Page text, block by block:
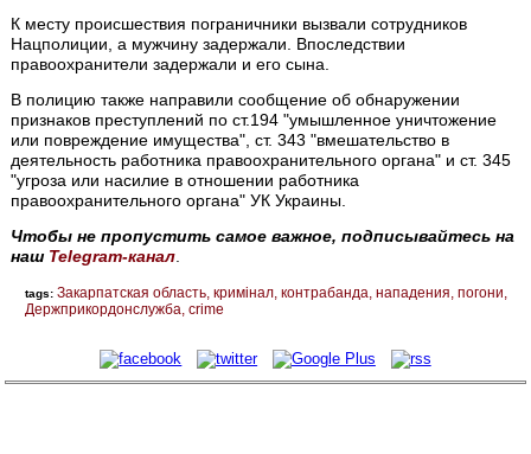
К месту происшествия пограничники вызвали сотрудников
Нацполиции, а мужчину задержали. Впоследствии
правоохранители задержали и его сына.
В полицию также направили сообщение об обнаружении
признаков преступлений по ст.194 "умышленное уничтожение
или повреждение имущества", ст. 343 "вмешательство в
деятельность работника правоохранительного органа" и ст. 345
"угроза или насилие в отношении работника
правоохранительного органа" УК Украины.
Чтобы не пропустить самое важное, подписывайтесь на
наш Telegram-канал
tags:Закарпатская область кримінал контрабанда нападения погони
Держприкордонслужба crime